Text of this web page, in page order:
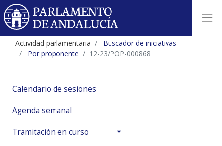
Actividad parlamentaria
Buscador de iniciativas
Por proponente
12-23/POP-000868
Calendario de sesiones
Agenda semanal
Tramitación en curso